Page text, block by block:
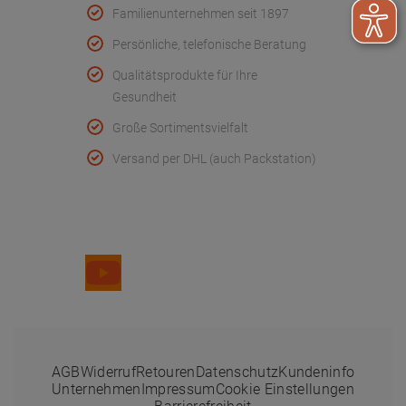
Familienunternehmen seit 1897
Persönliche, telefonische Beratung
Qualitätsprodukte für Ihre
Gesundheit
Große Sortimentsvielfalt
Versand per DHL (auch Packstation)
AGBWiderrufRetouren DatenschutzKundeninfo
Unternehmen ImpressumCookie Einstellungen